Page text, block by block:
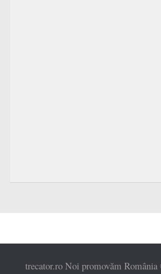
trecator.ro Noi promovăm